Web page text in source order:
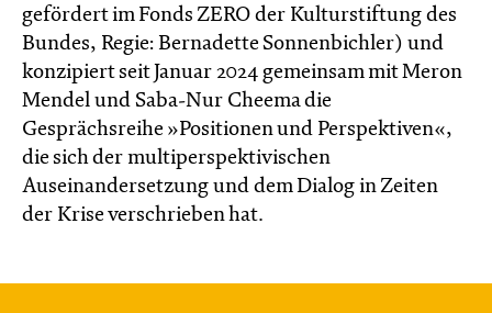
gefördert im Fonds ZERO der Kulturstiftung des
Bundes, Regie: Bernadette Sonnenbichler) und
konzipiert seit Januar 2024 gemeinsam mit Meron
Mendel und Saba-Nur Cheema die
Gesprächsreihe »Positionen und Perspektiven«,
die sich der multiperspektivischen
Auseinandersetzung und dem Dialog in Zeiten
der Krise verschrieben hat.